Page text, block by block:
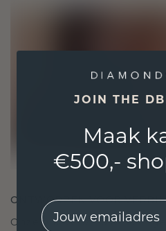
ONTWORPEN VOOR
Onze ontwerpfilosofie is
JOIN THE
Maak
€500,-
EMail